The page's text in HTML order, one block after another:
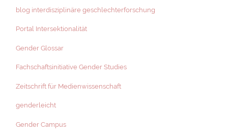
blog interdisziplinäre geschlechterforschung
Portal Intersektionalität
Gender Glossar
Fachschaftsinitiative Gender Studies
Zeitschrift für Medienwissenschaft
genderleicht
Gender Campus